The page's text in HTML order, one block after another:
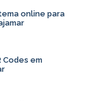
online para
Codes em